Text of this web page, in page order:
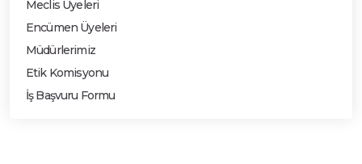
Meclis Üyeleri
Encümen Üyeleri
Müdürlerimiz
Etik Komisyonu
İş Başvuru Formu